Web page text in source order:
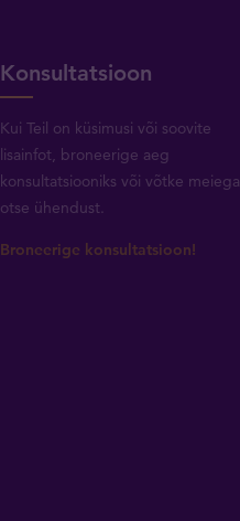
Konsultatsioon
Kui Teil on küsimusi või soovite
lisainfot, broneerige aeg
konsultatsiooniks või võtke meiega
otse ühendust.
Broneerige konsultatsioon!